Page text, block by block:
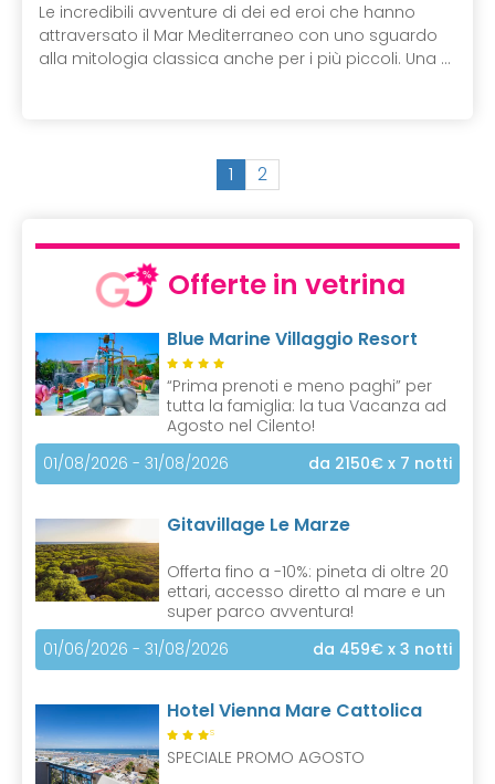
Le incredibili avventure di dei ed eroi che hanno
attraversato il Mar Mediterraneo con uno sguardo
alla mitologia classica anche per i più piccoli. Una ...
1(
c
r
e
t
2
Offerte in vetrina
Blue Marine Villaggio Resort
“Prima prenoti e meno paghi” per
tutta la famiglia: la tua Vacanza ad
Agosto nel Cilento!
01/08/2026 - 31/08/2026
da 2150€ x 7 notti
Gitavillage Le Marze
Offerta fino a -10%: pineta di oltre 20
ettari, accesso diretto al mare e un
super parco avventura!
01/06/2026 - 31/08/2026
da 459€ x 3 notti
Hotel Vienna Mare Cattolica
S
SPECIALE PROMO AGOSTO